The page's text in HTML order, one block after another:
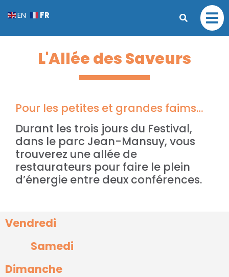
L'Allée des Saveurs
Pour les petites et grandes faims…
Durant les trois jours du Festival,
dans le parc Jean-Mansuy, vous
trouverez une allée de
restaurateurs pour faire le plein
d’énergie entre deux conférences.
Vendredi
Samedi
Dimanche
EN FR